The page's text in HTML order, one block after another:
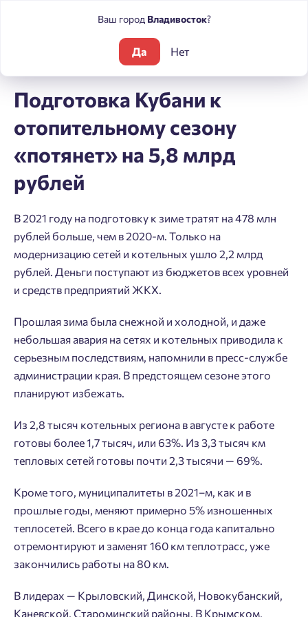
Подготовка Кубани к отопительному
Подготовка Кубани к
отопительному сезону
«потянет» на 5,8 млрд
рублей
В 2021 году на подготовку к зиме тратят на 478 млн
рублей больше, чем в 2020-м. Только на
модернизацию сетей и котельных ушло 2,2 млрд
рублей. Деньги поступают из бюджетов всех уровней
и средств предприятий ЖКХ.
Прошлая зима была снежной и холодной, и даже
небольшая авария на сетях и котельных приводила к
серьезным последствиям, напомнили в пресс-службе
администрации края. В предстоящем сезоне этого
планируют избежать.
Из 2,8 тысяч котельных региона в августе к работе
готовы более 1,7 тысяч, или 63%. Из 3,3 тысяч км
тепловых сетей готовы почти 2,3 тысячи — 69%.
Кроме того, муниципалитеты в 2021–м, как и в
прошлые годы, меняют примерно 5% изношенных
теплосетей. Всего в крае до конца года капитально
отремонтируют и заменят 160 км теплотрасс, уже
закончились работы на 80 км.
В лидерах — Крыловский, Динской, Новокубанский,
Каневской, Староминский районы. В Крымском,
Пожалуйста, оставьте ваши контакты и мы вам
перезвоним.
Добро пожаловать в личный
кабинет
Выбор города
Ваш город Владивосток?
Да Нет